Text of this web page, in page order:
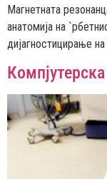
Магнетната
анатомија на
дијагностицирање